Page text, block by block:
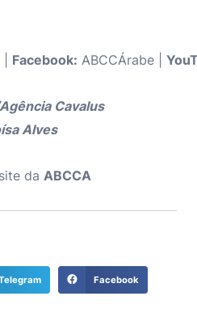
Facebook: ABCCÁrabe |
Cavalus
Alves
da ABCCA
Facebook